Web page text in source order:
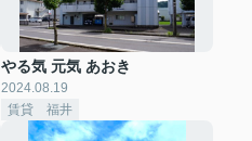
やる気 元気 あおき
2024.08.19
賃貸 福井